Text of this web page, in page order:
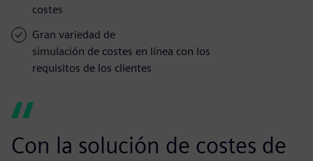
costes
Gran variedad de
simulación de costes en línea con los
requisitos de los clientes
Con la solución de costes de